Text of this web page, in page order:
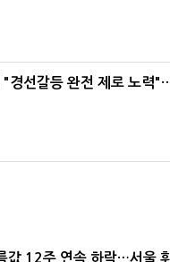
"경선갈등 완전 제로 노력
값 12주 연속 하락…서울